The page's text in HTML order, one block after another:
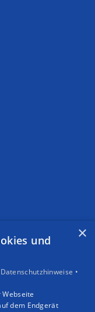
×
und
Datenschutzhinweise •
dem Endgerät